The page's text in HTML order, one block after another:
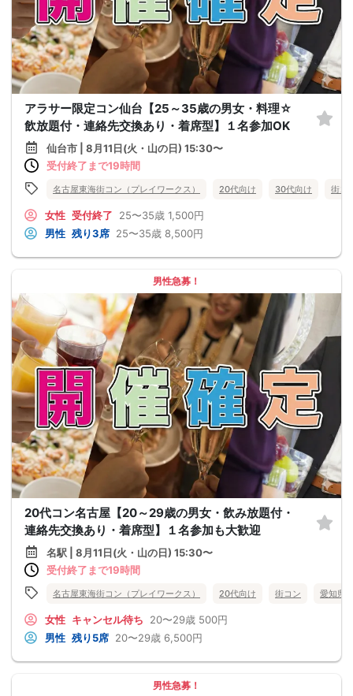
アラサー限定コン仙台【25～35歳の男女・料理☆
飲放題付・連絡先交換あり・着席型】１名参加OK
仙台市 | 8月11日(火・山の日) 15:30〜
受付終了まで19時間
名古屋東海街コン（プレイワークス） 20代向け 30代向け 街コ
女性 受付終了 25〜35歳 1,500円
男性 残り3席 25〜35歳 8,500円
男性急募！
20代コン名古屋【20～29歳の男女・飲み放題付・
連絡先交換あり・着席型】１名参加も大歓迎
名駅 | 8月11日(火・山の日) 15:30〜
受付終了まで19時間
名古屋東海街コン（プレイワークス） 20代向け 街コン 愛知県
女性 キャンセル待ち 20〜29歳 500円
男性 残り5席 20〜29歳 6,500円
男性急募！